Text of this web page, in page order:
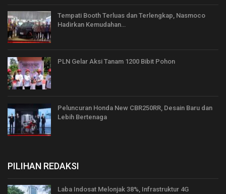
Tempati Booth Terluas dan Terlengkap, Nasmoco
Hadirkan Kemudahan…
PLN Gelar Aksi Tanam 1200 Bibit Pohon
Peluncuran Honda New CBR250RR, Desain Baru dan
Lebih Bertenaga
PILIHAN REDAKSI
Laba Indosat Melonjak 38%, Infrastruktur 4G